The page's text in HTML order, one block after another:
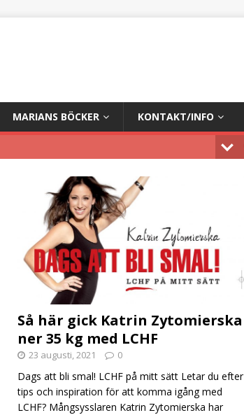
MARIANS BÖCKER KONTAKT/INFO
Så här gick Katrin Zytomierska
ner 35 kg med LCHF
23 augusti, 2021 0
Dags att bli smal! LCHF på mitt sätt Letar du efter
tips och inspiration för att komma igång med
LCHF? Mångsysslaren Katrin Zytomierska har